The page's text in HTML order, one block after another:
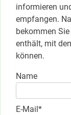
informieren
empfangen.
bekommen
enthält, mit
können.
Name
E-Mail*